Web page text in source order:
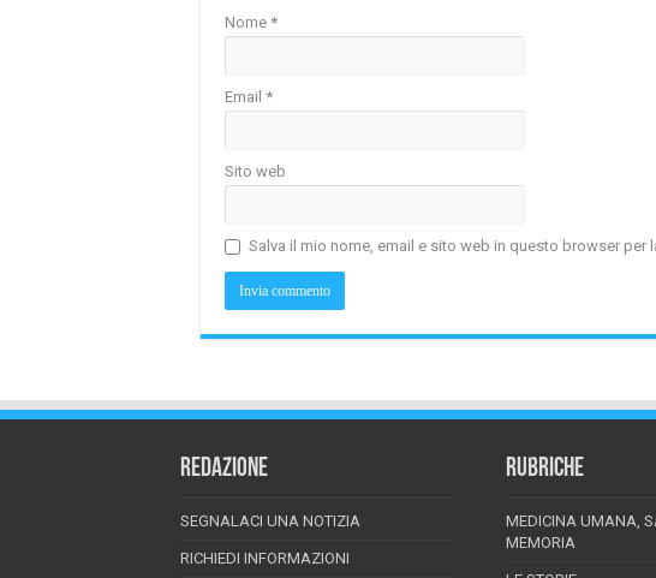
Nome *
Email *
Sito web
Salva il mio nome, email e sito web in questo browser per
REDAZIONE
SEGNALACI UNA NOTIZIA
RICHIEDI INFORMAZIONI
RUBRICHE
MEDICINA UMANA,
MEMORIA